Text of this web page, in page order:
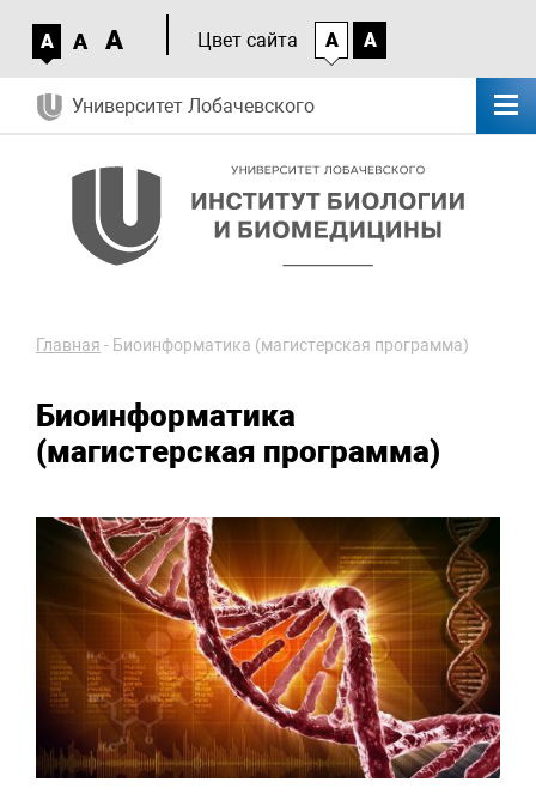
A A A Цвет сайта A A
Университет Лобачевского
Главная - Биоинформатика (магистерская программа)
Биоинформатика
(магистерская программа)